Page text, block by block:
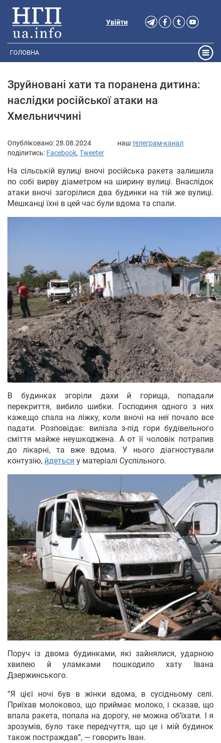
Увійти
ГОЛОВНА
Зруйновані хати та поранена дитина:
наслідки російської атаки на
Хмельниччині
Опубліковано:28.08.2024 наштелеграм-канал
поділитись: Facebook, Tweeter
На сільській вулиці вночі російська ракета залишила
по собі вирву діаметром на ширину вулиці. Внаслідок
атаки вночі загорілися два будинки на тій же вулиці.
Мешканці їхні в цей час були вдома та спали.
В будинках згоріли дахи й горища, попадали
перекриття, вибило шибки. Господиня одного з них
каже,що спала на ліжку, коли вночі на неї почало все
падати. Розповідає: вилізла з-під гори будівельного
сміття майже неушкоджена. А от її чоловік потрапив
до лікарні, та вже вдома. У нього діагностували
контузію, йдеться у матеріалі Суспільного.
Поруч із двома будинками, які зайнялися, ударною
хвилею й уламками пошкодило хату Івана
Дзержинського.
“Я цієї ночі був в жінки вдома, в сусідньому селі.
Приїхав молоковоз, що приймає молоко, і сказав, що
впала ракета, попала на дорогу, не можна об’їхати. І я
зрозумів, було таке передчуття, що це і мій будинок
також постраждав”, — говорить Іван.